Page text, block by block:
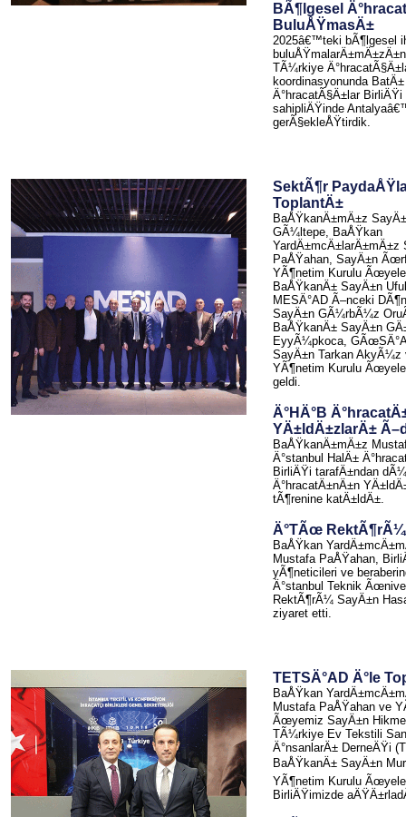
BÃ¶lgesel Ä°hracat
BuluÅŸmasÄ±
2025â€™teki bÃ¶lgesel
TÃ¼rkiye
koordinasyonunda
Ä°hracatÃ§Ä±lar BirliÄŸi
sahipliÄŸinde
gerÃ§ekleÅŸtirdik.
SektÃ¶r
ToplantÄ±
BaÅŸkanÄ±mÄ±z
GÃ¼ltepe, BaÅŸkan
YardÄ±mcÄ±larÄ±mÄ±z
PaÅŸahan, SayÄ±n
YÃ¶netim Kurulu
BaÅŸkanÄ± SayÄ±n
MESÄ°AD Ã–nceki
SayÄ±n GÃ¼rbÃ¼z
BaÅŸkanÄ± SayÄ±n
EyyÃ¼pkoca,
SayÄ±n Tarkan AkyÃ¼z
YÃ¶netim Kurulu
geldi.
Ä°HÄ°B
YÄ±ldÄ±zlarÄ±
BaÅŸkanÄ±mÄ±z
Ä°stanbul HalÄ±
BirliÄŸi tarafÄ±ndan
Ä°hracatÄ±nÄ±n
tÃ¶renine katÄ±ldÄ±.
Ä°TÃœ
BaÅŸkan
Mustafa PaÅŸahan,
yÃ¶neticileri ve
Ä°stanbul Teknik
RektÃ¶rÃ¼ SayÄ±n
ziyaret etti.
TETSÄ°AD Ä°le
BaÅŸkan
Mustafa PaÅŸahan ve
Ãœyemiz SayÄ±n
TÃ¼rkiye Ev Tekstili
Ä°nsanlarÄ± DerneÄŸi
BaÅŸkanÄ± SayÄ±n
YÃ¶netim Kurulu
BirliÄŸimizde